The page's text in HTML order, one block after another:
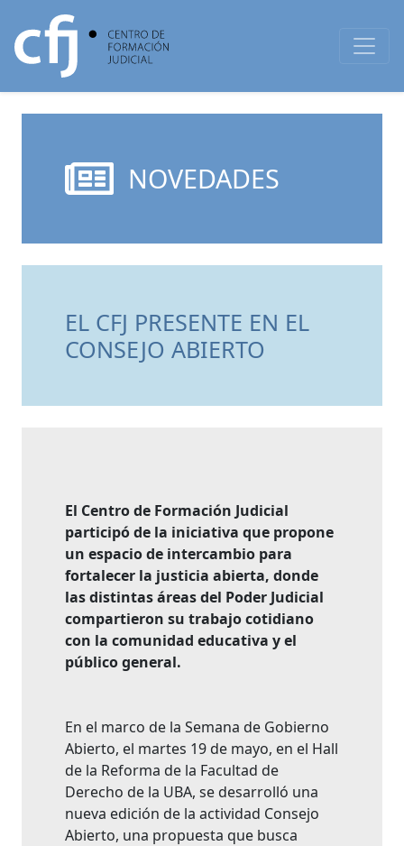
NOVEDADES
EL CFJ PRESENTE EN EL
CONSEJO ABIERTO
El Centro de Formación Judicial
participó de la iniciativa que propone
un espacio de intercambio para
fortalecer la justicia abierta, donde
las distintas áreas del Poder Judicial
compartieron su trabajo cotidiano
con la comunidad educativa y el
público general.
En el marco de la Semana de Gobierno
Abierto, el martes 19 de mayo, en el Hall
de la Reforma de la Facultad de
Derecho de la UBA, se desarrolló una
nueva edición de la actividad Consejo
Abierto, una propuesta que busca